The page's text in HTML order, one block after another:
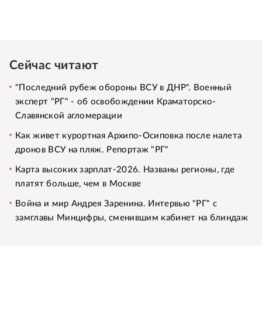
Сейчас читают
"Последний рубеж обороны ВСУ в ДНР". Военный
эксперт "РГ" - об освобождении Краматорско-
Славянской агломерации
Как живет курортная Архипо-Осиповка после налета
дронов ВСУ на пляж. Репортаж "РГ"
Карта высоких зарплат-2026. Названы регионы, где
платят больше, чем в Москве
Война и мир Андрея Заренина. Интервью "РГ" с
замглавы Минцифры, сменившим кабинет на блиндаж